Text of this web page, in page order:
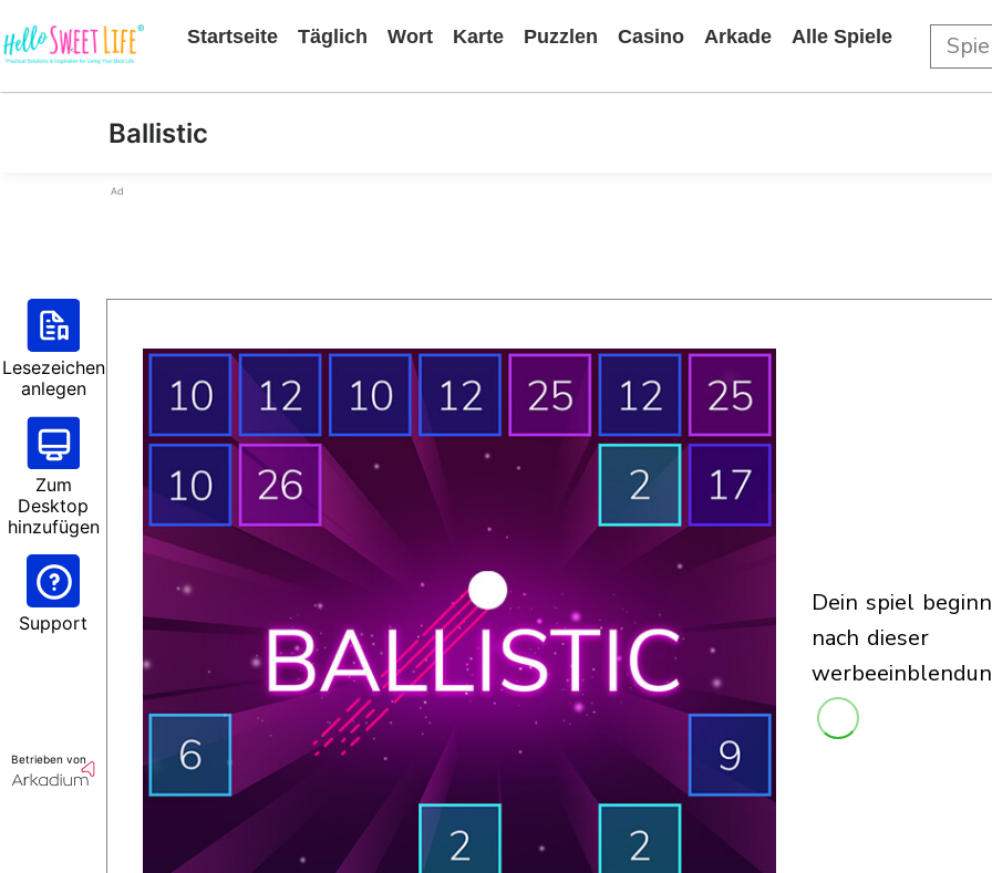
Startseite Täglich Wort Karte Puzzlen Casino Arkade Alle Spiele
Ballistic
Ad
Lesezeichen
anlegen
Zum
Desktop
hinzufügen
Support
Betrieben von
dein spiel beginnt
nach dieser